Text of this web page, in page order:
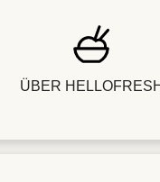
ÜBER HELLOFRESH